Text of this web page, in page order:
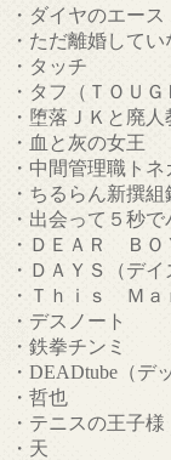
・ダイヤのエース
・ただ離婚して
・タッチ
・タフ（ＴＯＵＧ
・堕落ＪＫと廃人
・血と灰の女王
・中間管理職トネ
・ちるらん新撰組
・出会って５秒
・ＤＥＡＲ ＢＯ
・ＤＡＹＳ（デイ
・Ｔｈｉｓ Ｍａ
・デスノート
・鉄拳チンミ
・DEADtube（デ
・哲也
・テニスの王子様
・天